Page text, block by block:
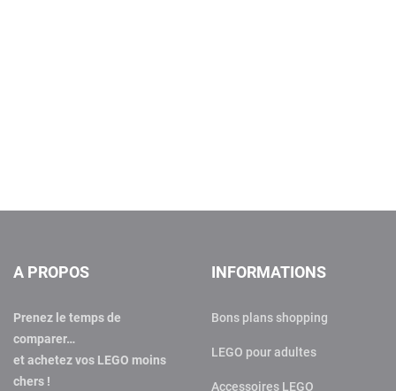
A PROPOS
Prenez le temps de
comparer…
et achetez vos LEGO moins
chers !
INFORMATIONS
Bons plans shopping
LEGO pour adultes
Accessoires LEGO